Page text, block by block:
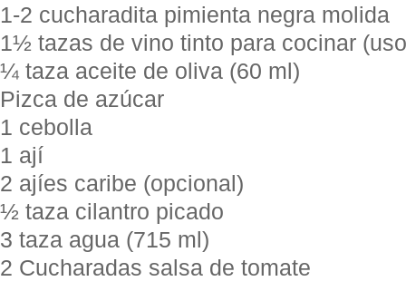
1-2 cucharadita pimienta negra molida
1½ tazas de vino tinto para cocinar
¼ taza aceite de oliva (60 ml)
Pizca de azúcar
1 cebolla
1 ají
2 ajíes caribe (opcional)
½ taza cilantro picado
3 taza agua (715 ml)
2 Cucharadas salsa de tomate